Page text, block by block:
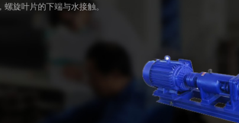
旋叶片的下端与水接触。